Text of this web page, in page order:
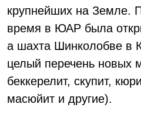
крупнейших на Земле.
время в ЮАР была
а шахта Шинколобве в
целый перечень новых
беккерелит, скупит,
масюйит и другие).